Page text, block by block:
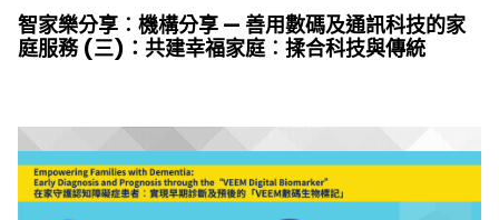
智家樂分享︰機構分享 — 善用數碼及通訊科技的家
庭服務 (三)：共建幸福家庭︰揉合科技與傳統